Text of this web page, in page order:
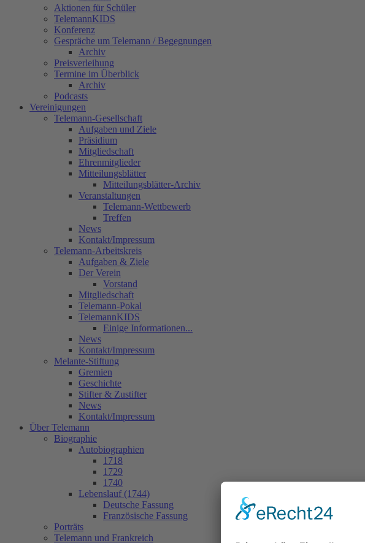
Aktionen für Schüler
TelemannKIDS
Konferenz
Gespräche um Telemann / Begegnungen
Archiv
Preisverleihung
Termine im Überblick
Archiv
Podcasts
Vereinigungen
Telemann-Gesellschaft
Aufgaben und Ziele
Präsidium
Mitgliedschaft
Ehrenmitglieder
Mitteilungsblätter
Mitteilungsblätter-Archiv
Veranstaltungen
Telemann-Wettbewerb
Treffen
News
Kontakt/Impressum
Telemann-Arbeitskreis
Aufgaben & Ziele
Der Verein
Vorstand
Mitgliedschaft
Telemann‐Pokal
TelemannKIDS
Einige Informationen...
News
Kontakt/Impressum
Melante-Stiftung
Gremien
Geschichte
Stifter & Zustifter
News
Kontakt/Impressum
Über Telemann
Biographie
Autobiographien
1718
1729
1740
Lebenslauf (1744)
Deutsche Fassung
Französische Fassung
Porträts
Telemann und Frankreich